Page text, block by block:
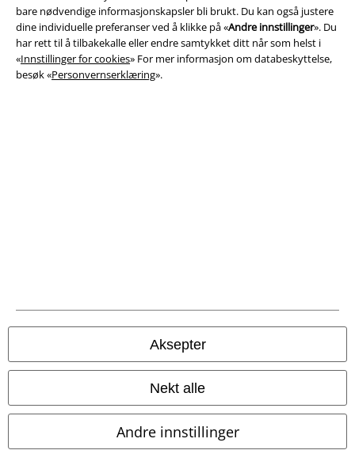
bare nødvendige informasjonskapsler bli brukt. Du kan også justere
dine individuelle preferanser ved å klikke på «Andre innstillinger». Du
har rett til å tilbakekalle eller endre samtykket ditt når som helst i
«Innstillinger for cookies» For mer informasjon om databeskyttelse,
besøk «Personvernserklæring».
Aksepter
Nekt alle
Andre innstillinger
A Warner Music Group Company